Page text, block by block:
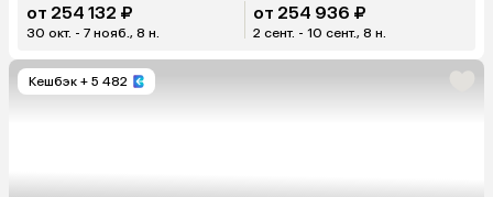
от 254 132 ₽
30 окт. - 7 нояб., 8 н.
от 254 936 ₽
2 сент. - 10 сент., 8 н.
Кешбэк + 5 482